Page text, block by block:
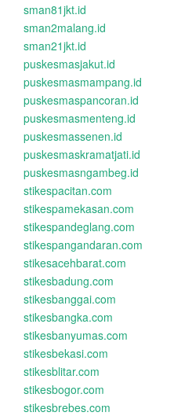
sman81jkt.id
sman2malang.id
sman21jkt.id
puskesmasjakut.id
puskesmasmampang.id
puskesmaspancoran.id
puskesmasmenteng.id
puskesmassenen.id
puskesmaskramatjati.id
puskesmasngambeg.id
stikespacitan.com
stikespamekasan.com
stikespandeglang.com
stikespangandaran.com
stikesacehbarat.com
stikesbadung.com
stikesbanggai.com
stikesbangka.com
stikesbanyumas.com
stikesbekasi.com
stikesblitar.com
stikesbogor.com
stikesbrebes.com